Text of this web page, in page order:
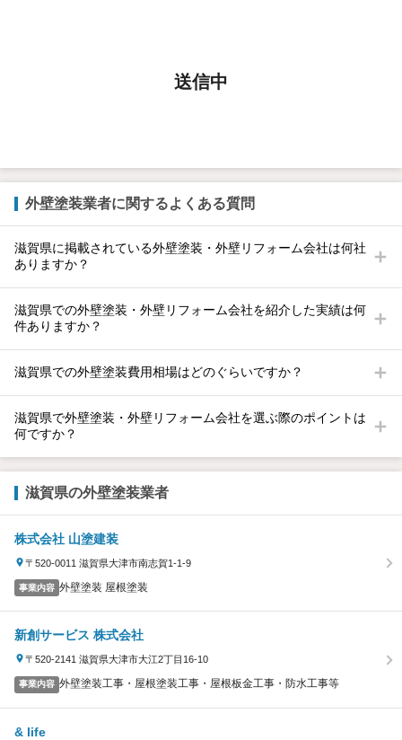
送信中
外壁塗装業者に関するよくある質問
滋賀県に掲載されている外壁塗装・外壁リフォーム会社は何社
ありますか？
滋賀県での外壁塗装・外壁リフォーム会社を紹介した実績は何
件ありますか？
滋賀県での外壁塗装費用相場はどのぐらいですか？
滋賀県で外壁塗装・外壁リフォーム会社を選ぶ際のポイントは
何ですか？
滋賀県の外壁塗装業者
株式会社 山塗建装
〒520-0011 滋賀県大津市南志賀1-1-9
事業内容 外壁塗装 屋根塗装
新創サービス 株式会社
〒520-2141 滋賀県大津市大江2丁目16-10
事業内容 外壁塗装工事・屋根塗装工事・屋根板金工事・防水工事等
& life